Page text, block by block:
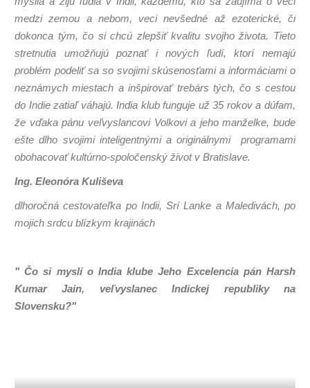
medzi zemou a nebom, veci nevšedné až ezoterické, či
dokonca tým, čo si chcú zlepšiť kvalitu svojho života. Tieto
stretnutia umožňujú poznať i nových ľudí, ktorí nemajú
problém podeliť sa so svojimi skúsenosťami a informáciami o
neznámych miestach a inšpirovať trebárs tých, čo s cestou
do Indie zatiaľ váhajú. India klub funguje už 35 rokov a dúfam,
že vďaka pánu veľvyslancovi Volkovi a jeho manželke, bude
ešte dlho svojimi inteligentnými a originálnymi programami
obohacovať kultúrno-spoločenský život v Bratislave.
Ing. Eleonóra Kuliševa
dlhoročná cestovateľka po Indii, Srí Lanke a Maledivách, po
mojich srdcu blízkym krajinách
" Čo si myslí o India klube Jeho Excelencia pán Harsh
Kumar Jain, veľvyslanec Indickej republiky na
Slovensku?"